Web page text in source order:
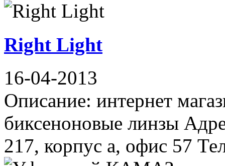
Right Light
16-04-2013
Описание: интернет
биксеноновые линзы
217, корпус а, офис 57